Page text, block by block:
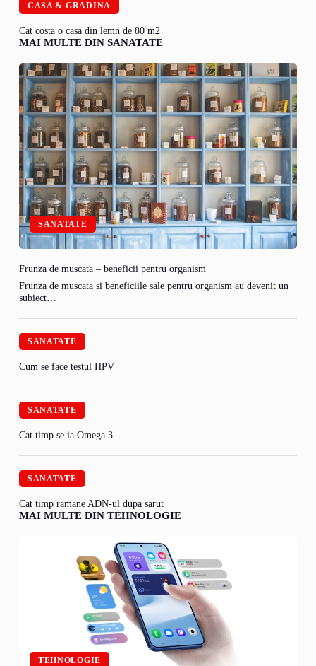
CASA & GRADINA
Cat costa o casa din lemn de 80 m2
MAI MULTE DIN SANATATE
SANATATE
Frunza de muscata – beneficii pentru organism
Frunza de muscata si beneficiile sale pentru organism au devenit un
subiect…
SANATATE
Cum se face testul HPV
SANATATE
Cat timp se ia Omega 3
SANATATE
Cat timp ramane ADN-ul dupa sarut
MAI MULTE DIN TEHNOLOGIE
TEHNOLOGIE